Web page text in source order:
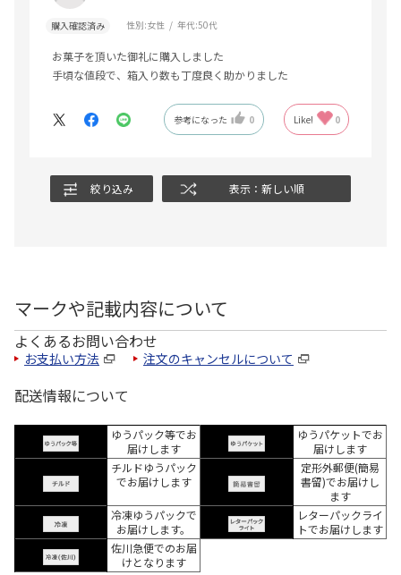
購入確認済み 性別:女性 年代:50代
お菓子を頂いた御礼に購入しました
手頃な値段で、箱入り数も丁度良く助かりました
参考になった 0 Like! 0
絞り込み 表示：新しい順
マークや記載内容について
よくあるお問い合わせ
お支払い方法 注文のキャンセルについて
配送情報について
ゆうパック等でお
届けします
ゆうパケットでお
届けします
チルドゆうパック
でお届けします
定形外郵便(簡易
書留)でお届けし
ます
冷凍ゆうパックで
お届けします。
レターパックライ
トでお届けします
佐川急便でのお届
けとなります